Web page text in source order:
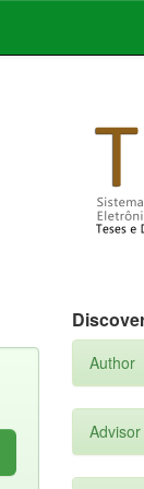
Author
Advisor